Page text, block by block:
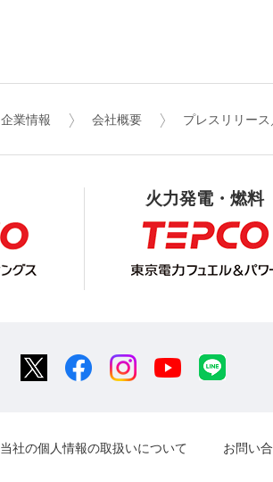
企業情報 会社概要 プレスリリー
火力発電・燃料
当社の個人情報の取扱いについて お問い